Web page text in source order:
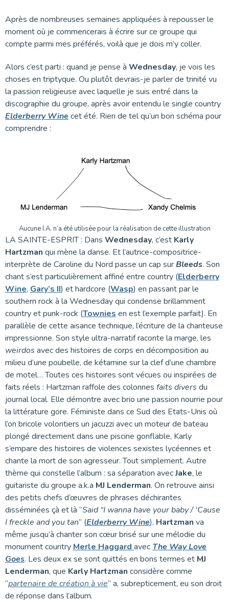
Après de nombreuses semaines appliquées à repousser le
moment où je commencerais à écrire sur ce groupe qui
compte parmi mes préférés, voilà que je dois m’y coller.
Alors c’est parti : quand je pense à Wednesday, je vois les
choses en triptyque. Ou plutôt devrais-je parler de trinité vu
la passion religieuse avec laquelle je suis entré dans la
discographie du groupe, après avoir entendu le single country
Elderberry Winecet été. Rien de tel qu’un bon schéma pour
comprendre :
Aucune I.A. n’a été utilisée pour la réalisation de cette illustration
LA SAINTE-ESPRIT : Dans Wednesday, c’est Karly
Hartzman qui mène la danse. Et l’autrice-compositrice-
interprète de Caroline du Nord passe un cap surBleeds. Son
chant s’est particulièrement affiné entre country (Elderberry
Wine, Gary’s II) et hardcore (Wasp) en passant par le
southern rock à la Wednesday qui condense brillamment
country et punk-rock (Townies en est l’exemple parfait). En
parallèle de cette aisance technique, l’écriture de la chanteuse
impressionne. Son style ultra-narratif raconte la marge, les
weirdos avec des histoires de corps en décomposition au
milieu d’une poubelle, de kétamine sur la clef d’une chambre
de motel… Toutes ces histoires sont vécues ou inspirées de
faits réels : Hartzman raffole des colonnes faits divers du
journal local. Elle démontre avec brio une passion nourrie pour
la littérature gore. Féministe dans ce Sud des Etats-Unis où
l’on bricole volontiers un jacuzzi avec un moteur de bateau
plongé directement dans une piscine gonflable, Karly
s’empare des histoires de violences sexistes lycéennes et
chante la mort de son agresseur. Tout simplement. Autre
thème qui constelle l’album : sa séparation avecJake, le
guitariste du groupe a.k.a MJ Lenderman. On retrouve ainsi
des petits chefs d’œuvres de phrases déchirantes
disséminées çà et là “Said “I wanna have your baby / ‘Cause
I freckle and you tan” (Elderberry Wine). Hartzman va
même jusqu’à chanter son cœur brisé sur une mélodie du
monument country Merle Haggard avec The Way Love
Goes. Les deux ex se sont quittés en bons termes et MJ
Lenderman, que Karly Hartzman considère comme
“partenaire de création à vie” a, subrepticement, eu son droit
de réponse dans l’album.